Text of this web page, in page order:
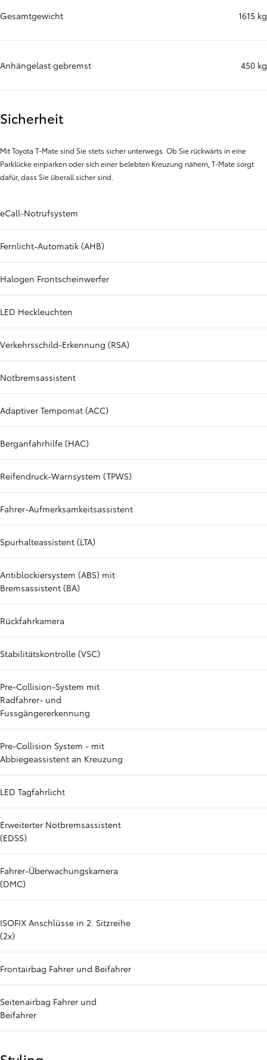
Gesamtgewicht 1615 kg
Anhängelast gebremst 450 kg
Sicherheit
Mit Toyota T-Mate sind Sie stets sicher unterwegs. Ob Sie rückwärts in eine
Parklücke einparken oder sich einer belebten Kreuzung nähern, T-Mate sorgt
dafür, dass Sie überall sicher sind.
eCall-Notrufsystem
Fernlicht-Automatik (AHB)
Halogen Frontscheinwerfer
LED Heckleuchten
Verkehrsschild-Erkennung (RSA)
Notbremsassistent
Adaptiver Tempomat (ACC)
Berganfahrhilfe (HAC)
Reifendruck-Warnsystem (TPWS)
Fahrer-Aufmerksamkeitsassistent
Spurhalteassistent (LTA)
Antiblockiersystem (ABS) mit
Bremsassistent (BA)
Rückfahrkamera
Stabilitätskontrolle (VSC)
Pre-Collision-System mit
Radfahrer- und
Fussgängererkennung
Pre-Collision System - mit
Abbiegeassistent an Kreuzung
LED Tagfahrlicht
Erweiterter Notbremsassistent
(EDSS)
Fahrer-Überwachungskamera
(DMC)
ISOFIX Anschlüsse in 2. Sitzreihe
(2x)
Frontairbag Fahrer und Beifahrer
Seitenairbag Fahrer und
Beifahrer